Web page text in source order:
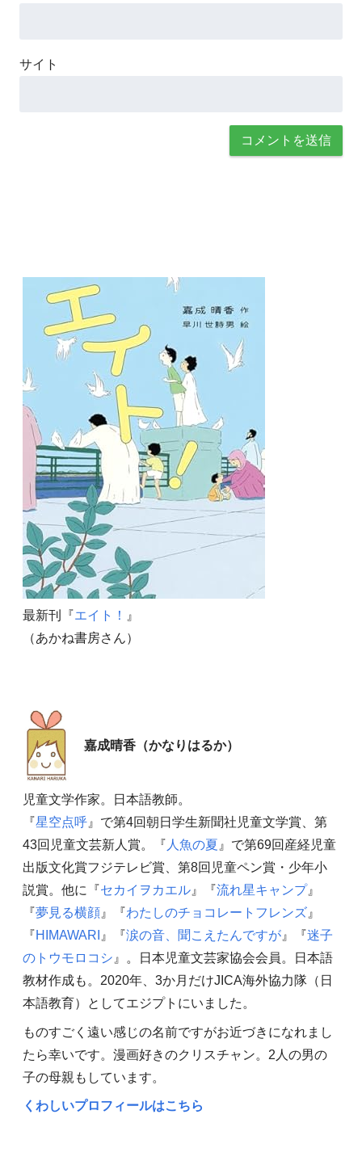
サイト
最新刊『エイト！
』
（あかね書房さん）
嘉成晴香（かなりはるか）
児童文学作家。日本語教師。
『星空点呼』で第4回朝日学生新聞社児童文学賞、第
43回児童文芸新人賞。『 人魚の夏 』で第69回産経児童
出版文化賞フジテレビ賞、第8回児童ペン賞・少年小
説賞。他に『セカイヲカエル』『流れ星キャンプ』
『夢見る横顔』『わたしのチョコレートフレンズ』
『HIMAWARI 』『涙の音、聞こえたんですが』『迷子
のトウモロコシ 』。日本児童文芸家協会会員。日本語
教材作成も。2020年、3か月だけJICA海外協力隊（日
本語教育）としてエジプトにいました。
ものすごく遠い感じの名前ですがお近づきになれまし
たら幸いです。漫画好きのクリスチャン。2人の男の
子の母親もしています。
くわしいプロフィールはこちら